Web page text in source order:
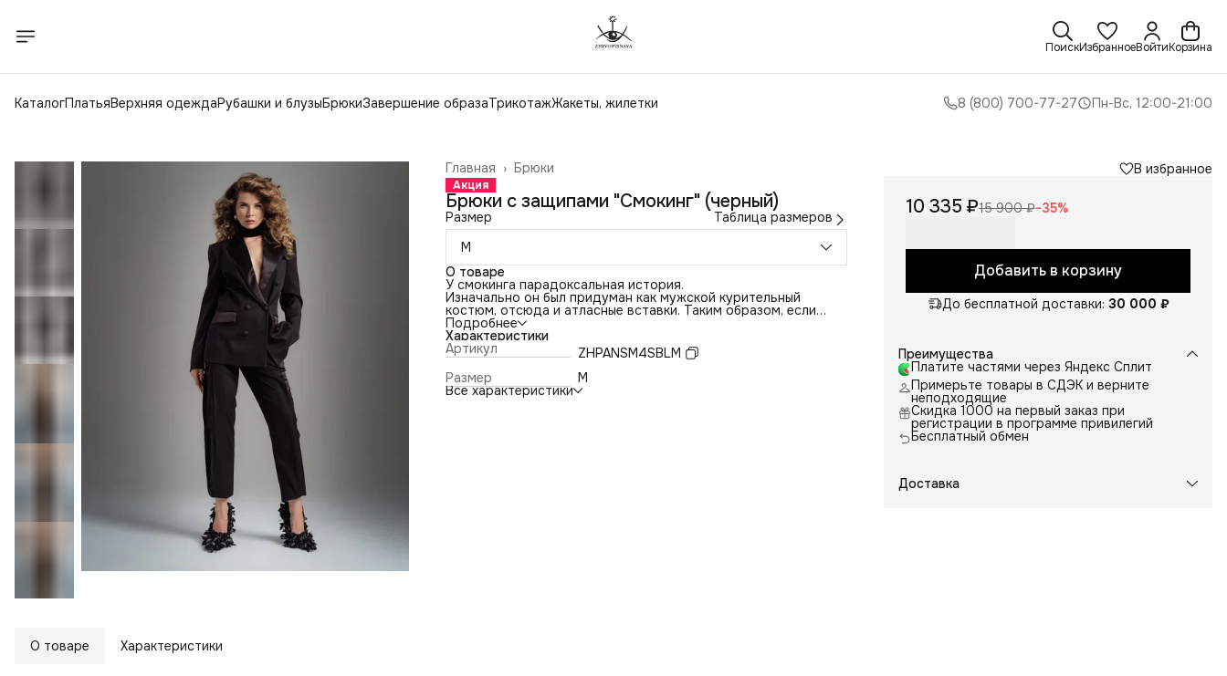
ПоискИзбранноеВойтиКорзина
КаталогПлатьяВерхняя одеждаРубашки и блузыБрюкиЗавершение образаТрикотажЖакеты, жилетки 8 (800) 700-77-27 Пн-Вс, 12:00-21:00
Брюки
Главная ›
Акция
Брюки с защипами "Смокинг" (черный)
Размер
Таблица размеров
M
О товаре
У смокинга парадоксальная история.
Изначально он был придуман как мужской курительный
костюм, отсюда и атласные вставки. Таким образом, если
пепел попадал на лацкан, он просто скатывался с глянцевой
поверхности, не оставляя следов.
С тех пор прошло много времени. С мужского плеча он давно
уже пробрался в женский гардероб и принял более
утончённый, приталенный вид.
Изначально «Смокинг» — атрибут формального дресс-кода
Black tie.
Подробнее
Характеристики
Артикул
ZHPANSM4SBLM
Размер
M
Все характеристики
В избранное
10 335 ₽15 900 ₽−35%
Добавить в корзину
До бесплатной доставки: 30 000 ₽
Преимущества
Платите частями через Яндекс Сплит
Примерьте товары в СДЭК и верните
неподходящие
Скидка 1000 на первый заказ при
регистрации в программе привилегий
Бесплатный обмен
Доставка
О товаре Характеристики